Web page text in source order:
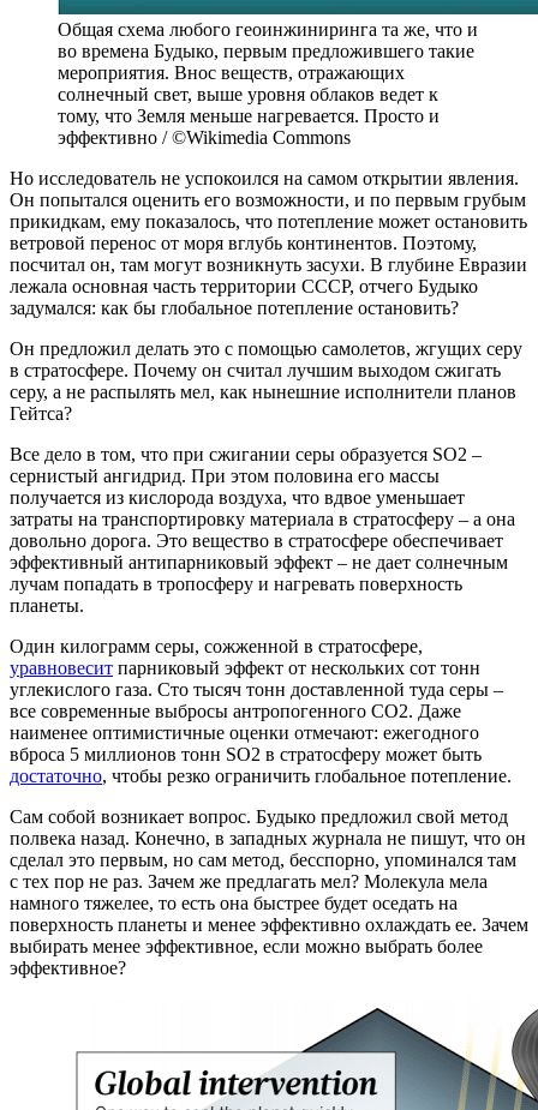
Общая схема любого геоинжиниринга та же, что и
во времена Будыко, первым предложившего такие
мероприятия. Внос веществ, отражающих
солнечный свет, выше уровня облаков ведет к
тому, что Земля меньше нагревается. Просто и
эффективно / ©Wikimedia Commons
Но исследователь не успокоился на самом открытии явления.
Он попытался оценить его возможности, и по первым грубым
прикидкам, ему показалось, что потепление может остановить
ветровой перенос от моря вглубь континентов. Поэтому,
посчитал он, там могут возникнуть засухи. В глубине Евразии
лежала основная часть территории СССР, отчего Будыко
задумался: как бы глобальное потепление остановить?
Он предложил делать это с помощью самолетов, жгущих серу
в стратосфере. Почему он считал лучшим выходом сжигать
серу, а не распылять мел, как нынешние исполнители планов
Гейтса?
Все дело в том, что при сжигании серы образуется SO2 –
сернистый ангидрид. При этом половина его массы
получается из кислорода воздуха, что вдвое уменьшает
затраты на транспортировку материала в стратосферу – а она
довольно дорога. Это вещество в стратосфере обеспечивает
эффективный антипарниковый эффект – не дает солнечным
лучам попадать в тропосферу и нагревать поверхность
планеты.
Один килограмм серы, сожженной в стратосфере,
уравновесит парниковый эффект от нескольких сот тонн
углекислого газа. Сто тысяч тонн доставленной туда серы –
все современные выбросы антропогенного СО2. Даже
наименее оптимистичные оценки отмечают: ежегодного
вброса 5 миллионов тонн SO2 в стратосферу может быть
достаточно, чтобы резко ограничить глобальное потепление.
Сам собой возникает вопрос. Будыко предложил свой метод
полвека назад. Конечно, в западных журнала не пишут, что он
сделал это первым, но сам метод, бесспорно, упоминался там
с тех пор не раз. Зачем же предлагать мел? Молекула мела
намного тяжелее, то есть она быстрее будет оседать на
поверхность планеты и менее эффективно охлаждать ее. Зачем
выбирать менее эффективное, если можно выбрать более
эффективное?